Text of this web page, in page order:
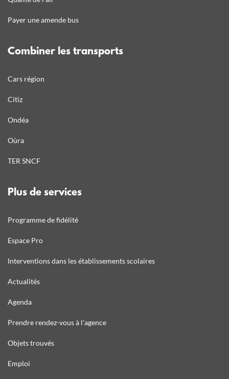
Payer une amende bus
Combiner les transports
Cars région
Citiz
Ondéa
Oùra
TER SNCF
Plus de services
Programme de fidélité
Espace Pro
Interventions dans les établissements scolaires
Actualités
Agenda
Prendre rendez-vous à l’agence
Objets trouvés
Emploi